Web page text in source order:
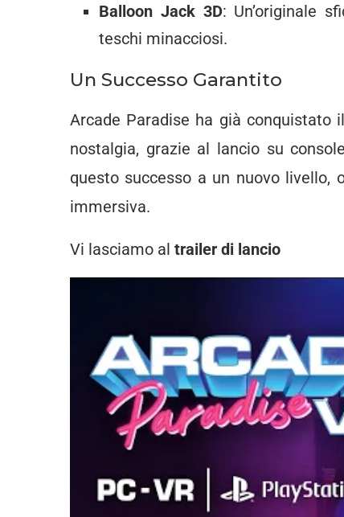
Balloon Jack 3D: Un’originale
teschi minacciosi.
Un Successo Garantito
Arcade Paradise ha già
nostalgia, grazie al lancio su
questo successo a un nuovo livello,
immersiva.
Vi lasciamo al trailer di lancio